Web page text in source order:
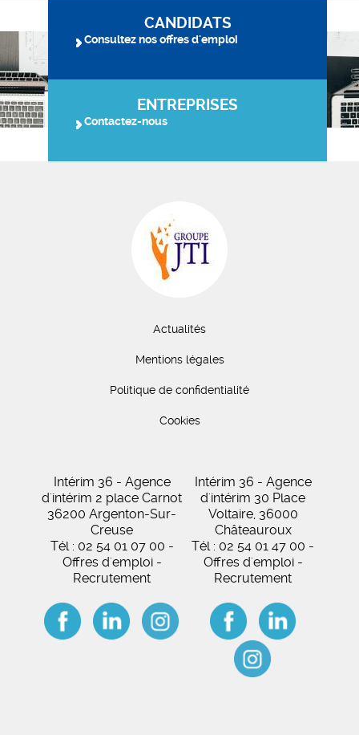
CANDIDATS
Consultez nos offres d'emploi
ENTREPRISES
Contactez-nous
Actualités
Mentions légales
Politique de confidentialité
Cookies
Intérim 36 - Agence
d'intérim 2 place Carnot
36200 Argenton-Sur-
Creuse
Tél : 02 54 01 07 00 -
Offres d'emploi -
Recrutement
Intérim 36 - Agence
d'intérim 30 Place
Voltaire, 36000
Châteauroux
Tél : 02 54 01 47 00 -
Offres d'emploi -
Recrutement